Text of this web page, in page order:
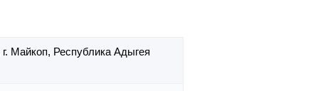
г. Майкоп, Республика Адыгея